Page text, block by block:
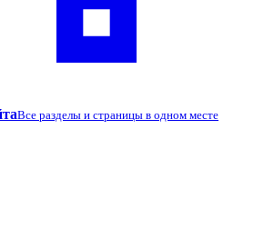
Все разделы и страницы в одном месте